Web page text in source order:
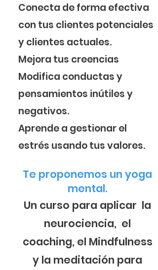
Conecta de forma efectiva
con tus clientes potenciales
y clientes actuales.
Mejora tus creencias
Modifica conductas y
pensamientos inútiles y
negativos.
Aprende a gestionar el
estrés usando tus valores.
Te proponemos un yoga
mental.
Un curso para aplicar la
neurociencia, el
coaching, el Mindfulness
y la meditación para